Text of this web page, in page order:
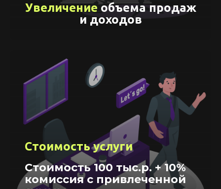
Увеличениеобъема продаж
и доходов
Стоимость услуги
Стоимость 100 тыс.р. + 10%
комиссия с привлеченной